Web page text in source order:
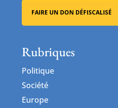
FAIRE UN DON DÉFISCALISÉ
Rubriques
Politique
Société
Europe